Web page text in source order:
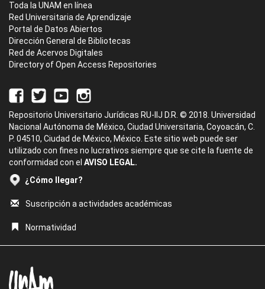
Toda la UNAM en línea
Red Universitaria de Aprendizaje
Portal de Datos Abiertos
Dirección General de Bibliotecas
Red de Acervos Digitales
Directory of Open Access Repositories
Repositorio Universitario Jurídicas RU-IIJ D.R. © 2018. Universidad
Nacional Autónoma de México, Ciudad Universitaria, Coyoacán, C.
P. 04510, Ciudad de México, México. Este sitio web puede ser
utilizado con fines no lucrativos siempre que se cite la fuente de
conformidad con el AVISO LEGAL.
¿Cómo llegar?
Suscripción a actividades académicas
Normatividad